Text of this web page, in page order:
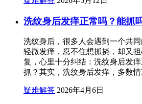
洗纹身后发痒正常吗？能抓
洗纹身后，很多人会遇到一个共
轻微发痒，忍不住想抓挠，却又
复，心里十分纠结：洗纹身后发
抓？其实，洗纹身后发痒，多数
疑难解答 2026年4月6日